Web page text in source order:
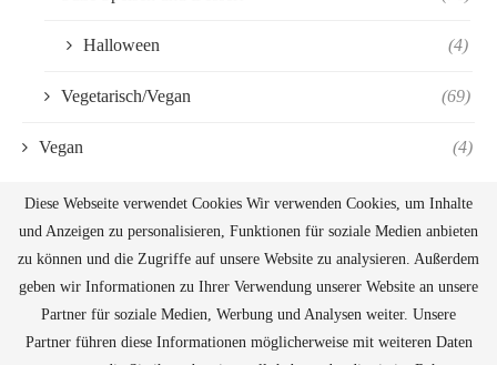
Halloween (4)
Vegetarisch/Vegan (69)
Vegan (4)
Diese Webseite verwendet Cookies Wir verwenden Cookies, um Inhalte
und Anzeigen zu personalisieren, Funktionen für soziale Medien anbieten
zu können und die Zugriffe auf unsere Website zu analysieren. Außerdem
geben wir Informationen zu Ihrer Verwendung unserer Website an unsere
Partner für soziale Medien, Werbung und Analysen weiter. Unsere
Partner führen diese Informationen möglicherweise mit weiteren Daten